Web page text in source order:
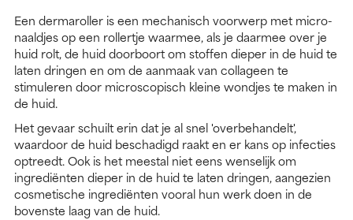
Een dermaroller is een mechanisch voorwerp met micro-
naaldjes op een rollertje waarmee, als je daarmee over je
huid rolt, de huid doorboort om stoffen dieper in de huid te
laten dringen en om de aanmaak van collageen te
stimuleren door microscopisch kleine wondjes te maken in
de huid.
Het gevaar schuilt erin dat je al snel 'overbehandelt',
waardoor de huid beschadigd raakt en er kans op infecties
optreedt. Ook is het meestal niet eens wenselijk om
ingrediënten dieper in de huid te laten dringen, aangezien
cosmetische ingrediënten vooral hun werk doen in de
bovenste laag van de huid.